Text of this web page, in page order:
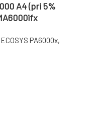
A4 (pri 5%
PA6000x,